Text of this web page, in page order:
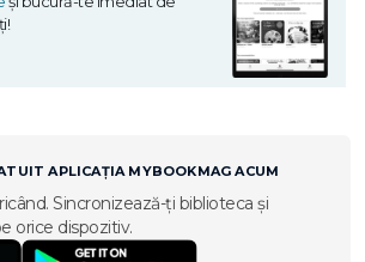
APLICAȚIA MYBOOKMAG ACUM
Sincronizează-ți biblioteca și
orice dispozitiv.